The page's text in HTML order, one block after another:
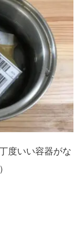
度いい容器がな